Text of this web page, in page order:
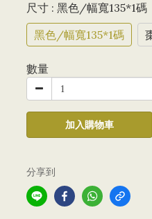
尺寸 : 黑色/幅寬135*1碼
黑色/幅寬135*1碼
數量
加入購物車
分享到